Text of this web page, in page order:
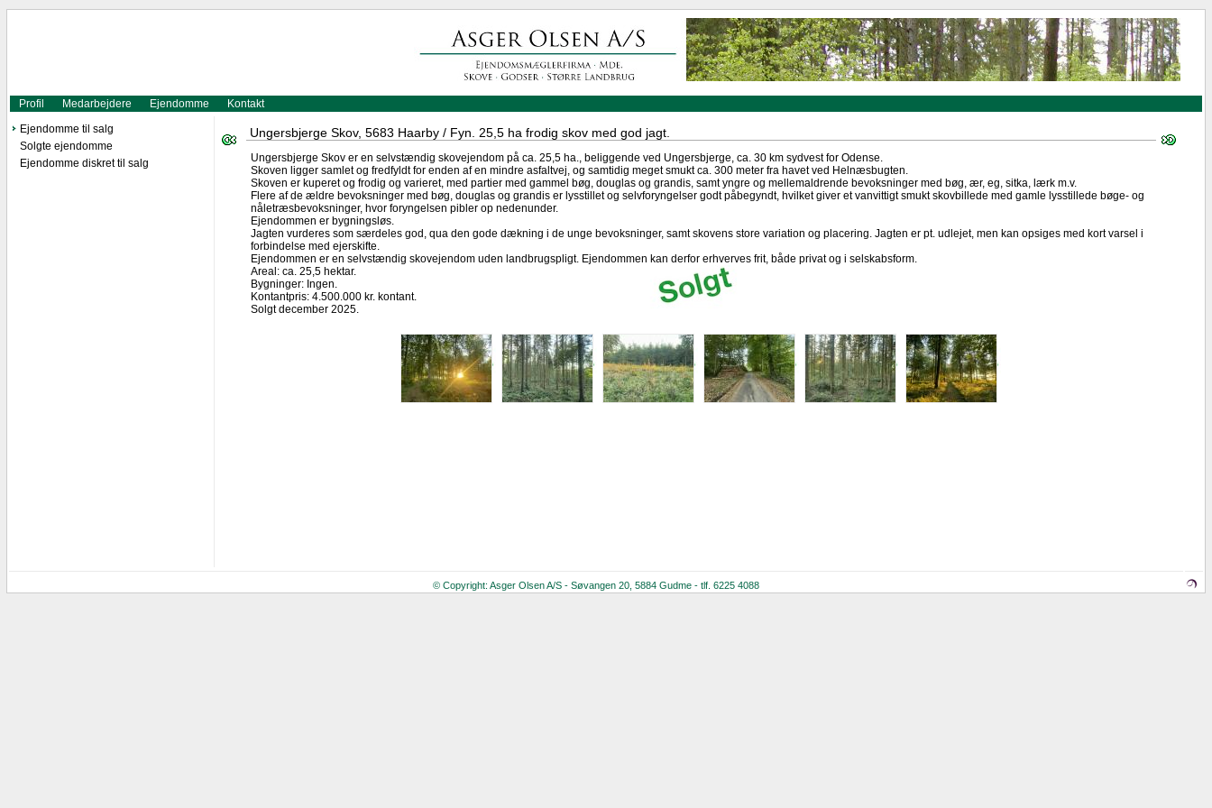
Profil Medarbejdere Ejendomme
Kontakt
Ejendomme til salg
Solgte ejendomme
Ejendomme diskret til salg
Ungersbjerge Skov, 5683 Haarby / Fyn. 25,5 ha frodig skov med god jagt.
Ungersbjerge Skov er en selvstændig skovejendom på ca. 25,5 ha., beliggende ved Ungersbjerge, ca. 30 km sydvest for Odense.
Skoven ligger samlet og fredfyldt for enden af en mindre asfaltvej, og samtidig meget smukt ca. 300 meter fra havet ved Helnæsbugten.
Skoven er kuperet og frodig og varieret, med partier med gammel bøg, douglas og grandis, samt yngre og mellemaldrende bevoksninger med bøg, ær, eg, sitka, lærk m.v.
Flere af de ældre bevoksninger med bøg, douglas og grandis er lysstillet og selvforyngelser godt påbegyndt, hvilket giver et vanvittigt smukt skovbillede med gamle lysstillede bøge- og
nåletræsbevoksninger, hvor foryngelsen pibler op nedenunder.
Ejendommen er bygningsløs.
Jagten vurderes som særdeles god, qua den gode dækning i de unge bevoksninger, samt skovens store variation og placering. Jagten er pt. udlejet, men kan opsiges med kort varsel i
forbindelse med ejerskifte.
Ejendommen er en selvstændig skovejendom uden landbrugspligt. Ejendommen kan derfor erhverves frit, både privat og i selskabsform.
Areal: ca. 25,5 hektar.
Bygninger: Ingen.
Kontantpris: 4.500.000 kr. kontant.
Solgt december 2025.
© Copyright: Asger Olsen A/S - Søvangen 20, 5884 Gudme - tlf. 6225 4088